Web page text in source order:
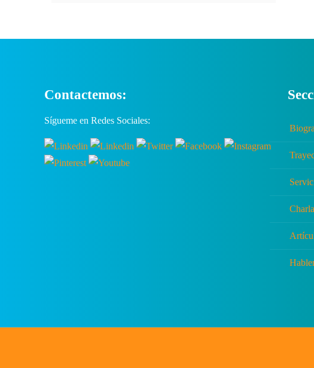
Contactemos:
Sígueme en Redes Sociales: